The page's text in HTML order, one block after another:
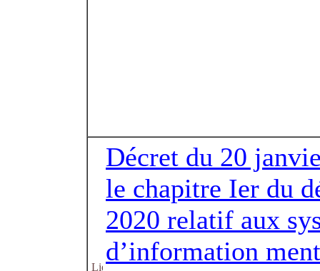
Décret du 20
le chapitre Ier du
2020 relatif aux
d’information